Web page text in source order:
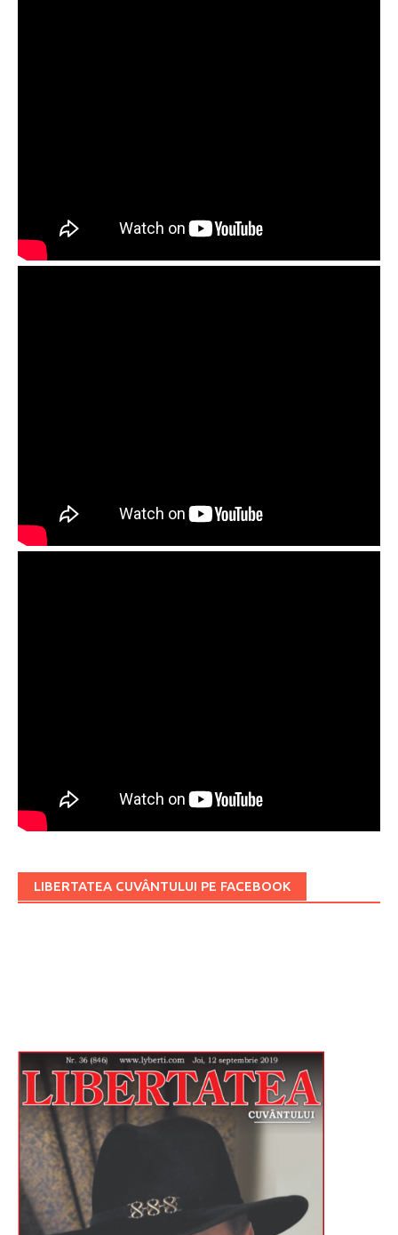
LIBERTATEA CUVÂNTULUI PE FACEBOOK